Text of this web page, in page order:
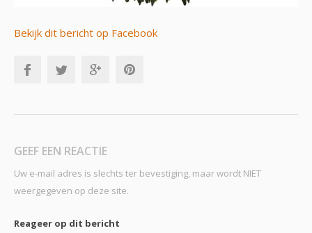
Bekijk dit bericht op Facebook
GEEF EEN REACTIE
Uw e-mail adres is slechts ter bevestiging, maar wordt NIET
weergegeven op deze site.
Reageer op dit bericht